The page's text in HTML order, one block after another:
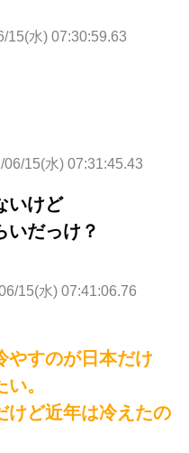
15(水) 07:30:59.63
06/15(水) 07:31:45.43
いけど
いだっけ？
15(水) 07:41:06.76
やすのが日本だけ
。
けど近年は冷えたの